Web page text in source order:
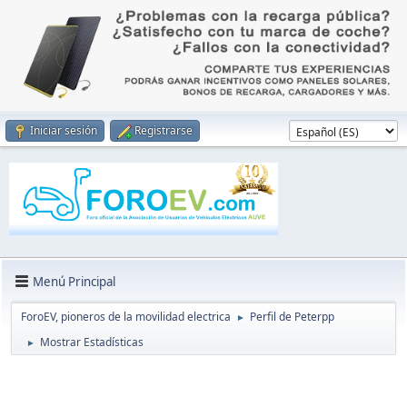
Iniciar sesión Registrarse
Menú Principal
ForoEV, pioneros de la movilidad electrica ► Perfil de Peterpp
► Mostrar Estadísticas